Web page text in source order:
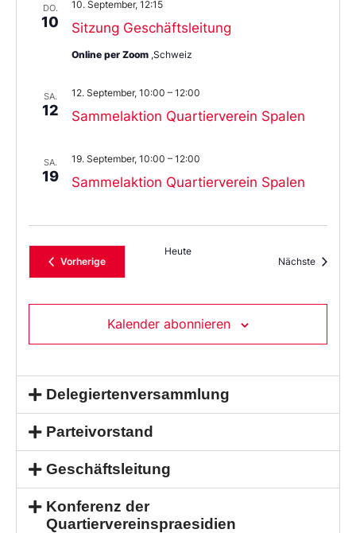
DO.
10 Sitzung Geschäftsleitung
10. September, 12:15
Online per Zoom ,Schweiz
SA.
12 Sammelaktion Quartierverein Spalen
12. September, 10:00 – 12:00
SA.
19 Sammelaktion Quartierverein Spalen
19. September, 10:00 – 12:00
VorherigeVeranstaltungen
Heute
Nächste
Kalender abonnieren
Delegiertenversammlung
Parteivorstand
Geschäftsleitung
Konferenz der
Quartiervereinspraesidien